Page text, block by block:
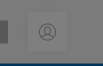
Warenkorb leer